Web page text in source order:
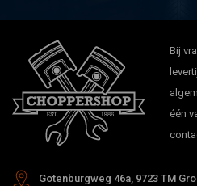
Bij
één
Gotenburgweg 46a, 9723 TM